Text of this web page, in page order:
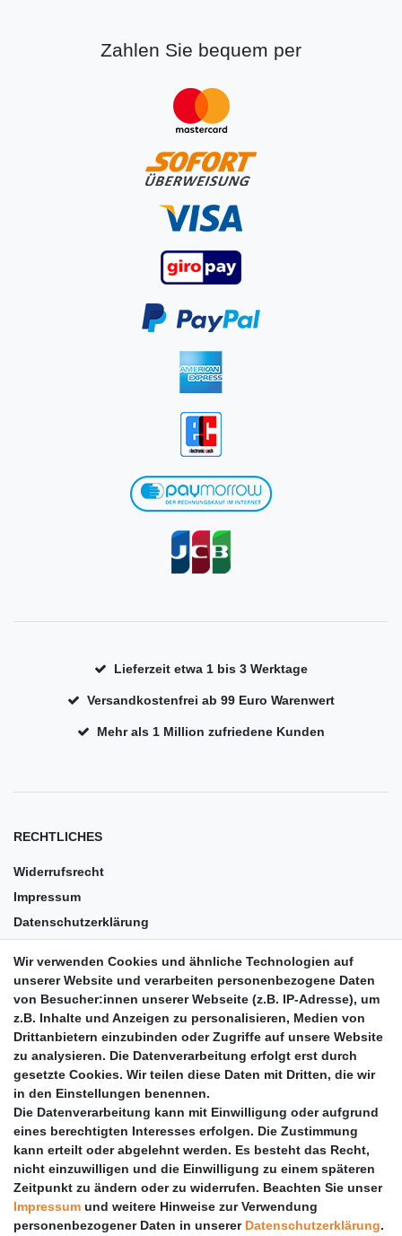
Zahlen Sie bequem per
Lieferzeit etwa 1 bis 3 Werktage
Versandkostenfrei ab 99 Euro Warenwert
Mehr als 1 Million zufriedene Kunden
RECHTLICHES
Widerrufsrecht
Impressum
Datenschutzerklärung
Barrierefreiheit
Anleitungen
Vertrag widerrufen
PARTNER
DHL
GLS
PaketPLUS
SPONSORING
Wir verwenden Cookies und ähnliche Technologien auf
unserer Website und verarbeiten personenbezogene Daten
von Besucher:innen unserer Webseite (z.B. IP-Adresse), um
z.B. Inhalte und Anzeigen zu personalisieren, Medien von
Drittanbietern einzubinden oder Zugriffe auf unsere Website
zu analysieren. Die Datenverarbeitung erfolgt erst durch
gesetzte Cookies. Wir teilen diese Daten mit Dritten, die wir
in den Einstellungen benennen.
Die Datenverarbeitung kann mit Einwilligung oder aufgrund
eines berechtigten Interesses erfolgen. Die Zustimmung
kann erteilt oder abgelehnt werden. Es besteht das Recht,
nicht einzuwilligen und die Einwilligung zu einem späteren
Zeitpunkt zu ändern oder zu widerrufen. Beachten Sie unser
Impressum und weitere Hinweise zur Verwendung
personenbezogener Daten in unserer Daten­schutz­erklärung.